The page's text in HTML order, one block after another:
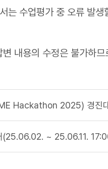
수업평가 중 오류 발생
내용의 수정은 불가하
Hackathon 2025) 경진
~ 25.06.11.